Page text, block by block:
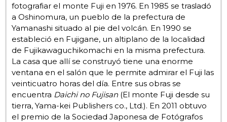
Blog
Tokio
Avisos
fotografiar el monte Fuji en 1976. En 1985 se trasladó
a Oshinomura, un pueblo de la prefectura de
Yamanashi situado al pie del volcán. En 1990 se
estableció en Fujigane, un altiplano de la localidad
de Fujikawaguchikomachi en la misma prefectura.
La casa que allí se construyó tiene una enorme
ventana en el salón que le permite admirar el Fuji las
veinticuatro horas del día. Entre sus obras se
encuentra Daichi no Fujisan(El monte Fuji desde su
tierra, Yama-kei Publishers co., Ltd.). En 2011 obtuvo
el premio de la Sociedad Japonesa de Fotógrafos